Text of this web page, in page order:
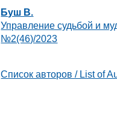
Буш В.
Управление судьбой и
№2(46)/2023
Список авторов / List of